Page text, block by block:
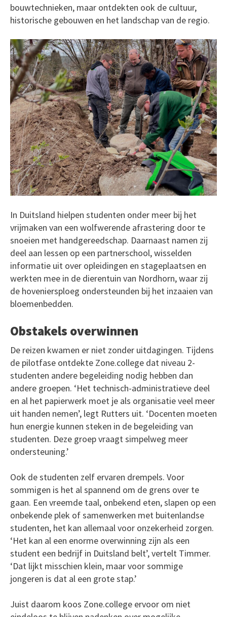
bouwtechnieken, maar ontdekten ook de cultuur,
historische gebouwen en het landschap van de regio.
In Duitsland hielpen studenten onder meer bij het
vrijmaken van een wolfwerende afrastering door te
snoeien met handgereedschap. Daarnaast namen zij
deel aan lessen op een partnerschool, wisselden
informatie uit over opleidingen en stageplaatsen en
werkten mee in de dierentuin van Nordhorn, waar zij
de hoveniersploeg ondersteunden bij het inzaaien van
bloemenbedden.
Obstakels overwinnen
De reizen kwamen er niet zonder uitdagingen. Tijdens
de pilotfase ontdekte Zone.college dat niveau 2-
studenten andere begeleiding nodig hebben dan
andere groepen. ‘Het technisch-administratieve deel
en al het papierwerk moet je als organisatie veel meer
uit handen nemen’, legt Rutters uit. ‘Docenten moeten
hun energie kunnen steken in de begeleiding van
studenten. Deze groep vraagt simpelweg meer
ondersteuning.’
Ook de studenten zelf ervaren drempels. Voor
sommigen is het al spannend om de grens over te
gaan. Een vreemde taal, onbekend eten, slapen op een
onbekende plek of samenwerken met buitenlandse
studenten, het kan allemaal voor onzekerheid zorgen.
‘Het kan al een enorme overwinning zijn als een
student een bedrijf in Duitsland belt’, vertelt Timmer.
‘Dat lijkt misschien klein, maar voor sommige
jongeren is dat al een grote stap.’
Juist daarom koos Zone.college ervoor om niet